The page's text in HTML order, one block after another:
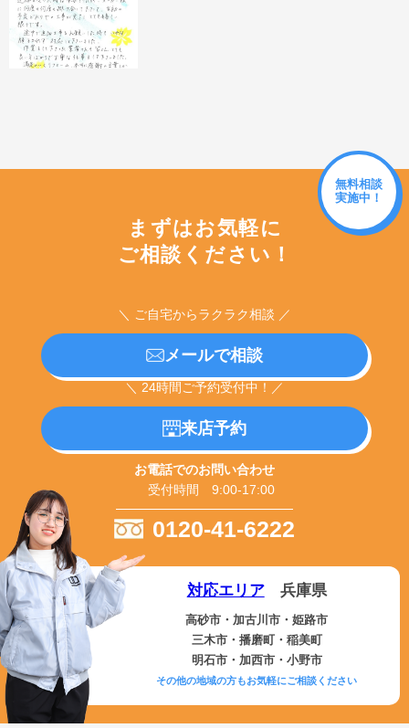
無料相談
実施中！
まずはお気軽に
ご相談ください！
＼ ご自宅からラクラク相談 ／
メールで相談
＼ 24時間ご予約受付中！／
来店予約
お電話でのお問い合わせ
受付時間 9:00-17:00
0120-41-6222
対応エリア兵庫県
高砂市・加古川市・姫路市
三木市・播磨町・稲美町
明石市・加西市・小野市
その他の地域の方もお気軽にご相談ください